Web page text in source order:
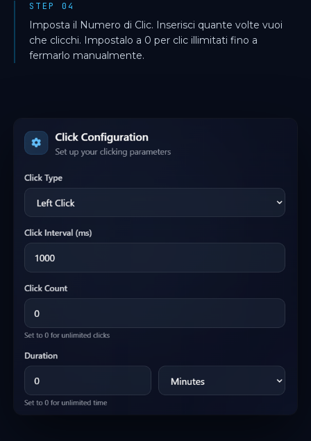
STEP 04
Imposta il Numero di Clic. Inserisci quante volte vuoi
che clicchi. Impostalo a 0 per clic illimitati fino a
fermarlo manualmente.